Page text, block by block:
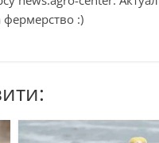
фермерство :)